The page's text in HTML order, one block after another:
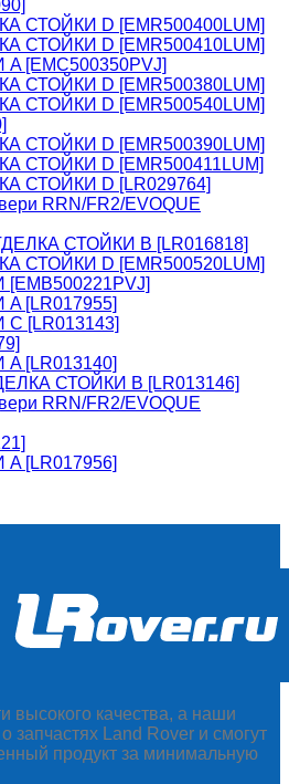
СТОЙКИ D [EMR500400LUM]
СТОЙКИ D [EMR500410LUM]
[EMC500350PVJ]
СТОЙКИ D [EMR500380LUM]
СТОЙКИ D [EMR500540LUM]
СТОЙКИ D [EMR500390LUM]
СТОЙКИ D [EMR500411LUM]
СТОЙКИ D [LR029764]
RRN/FR2/EVOQUE
СТОЙКИ B [LR016818]
СТОЙКИ D [EMR500520LUM]
[LR017955]
[LR013143]
[LR013140]
СТОЙКИ B [LR013146]
RRN/FR2/EVOQUE
[LR017956]
высокого качества, а наши
запчастях Land Rover и смогут
продукт за минимальную